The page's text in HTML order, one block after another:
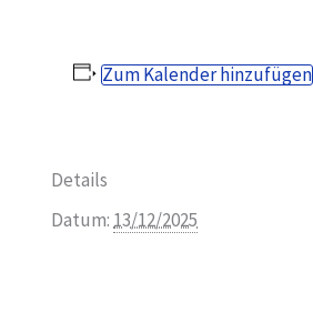
Zum Kalender hinzufügen
Details
Datum: 13/12/2025